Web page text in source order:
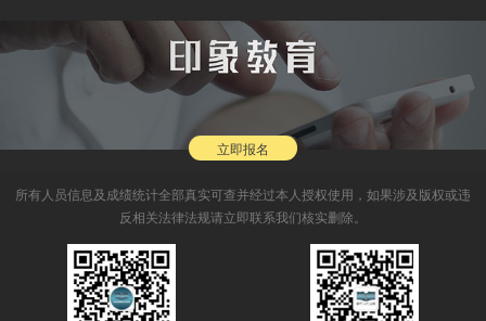
立即报名
所有人员信息及成绩统计全部真实可查并经过本人授权使用，如果涉及版权或违
反相关法律法规请立即联系我们核实删除。